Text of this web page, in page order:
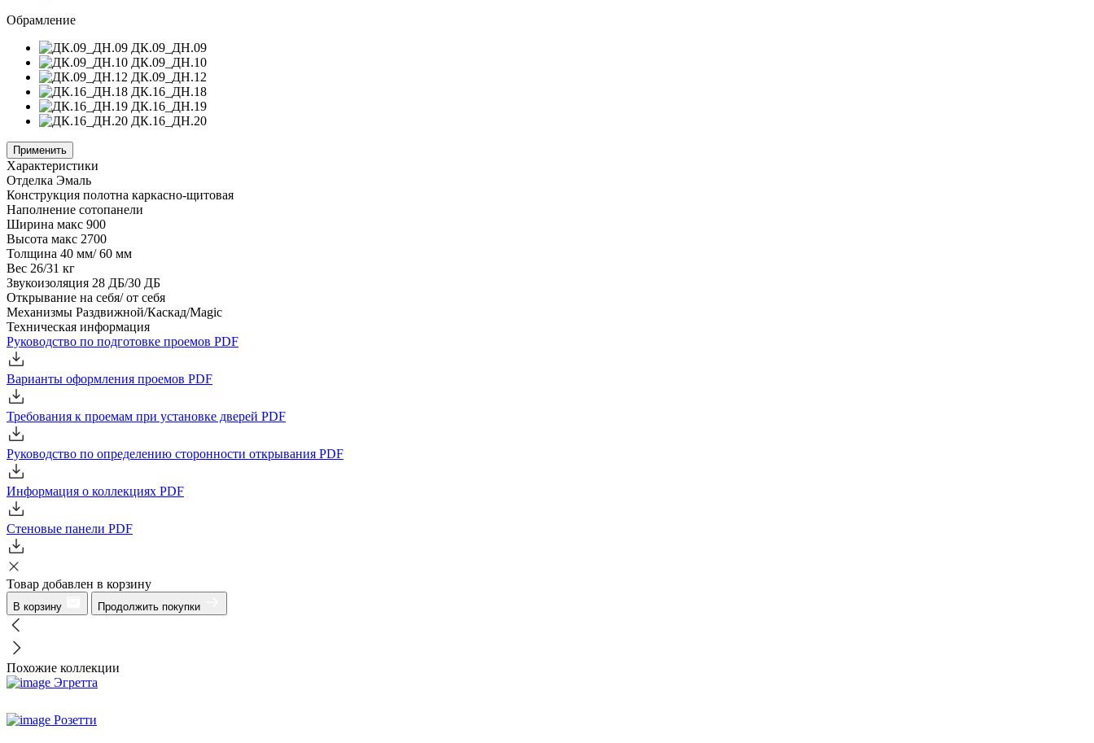
Обрамление
ДК.09_ДН.09
ДК.09_ДН.10
ДК.09_ДН.12
ДК.16_ДН.18
ДК.16_ДН.19
ДК.16_ДН.20
Применить
Характеристики
Отделка Эмаль
Конструкция полотна каркасно-щитовая
Наполнение сотопанели
Ширина макс 900
Высота макс 2700
Толщина 40 мм/ 60 мм
Вес 26/31 кг
Звукоизоляция 28 ДБ/30 ДБ
Открывание на себя/ от себя
Механизмы Раздвижной/Каскад/Magic
Техническая информация
Руководство по подготовке проемов PDF
Варианты оформления проемов PDF
Требования к проемам при установке дверей PDF
Руководство по определению сторонности открывания PDF
Информация о коллекциях PDF
Стеновые панели PDF
Товар добавлен в корзину
В корзину Продолжить покупки
Похожие коллекции
Эгретта
Розетти